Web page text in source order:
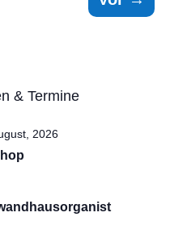
& Termine
2026